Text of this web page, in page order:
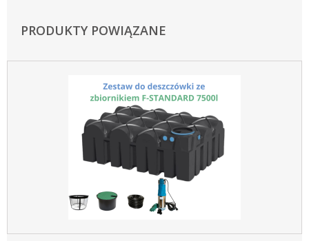
PRODUKTY POWIĄZANE